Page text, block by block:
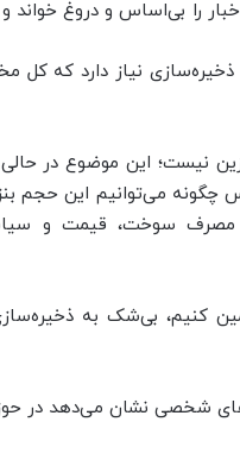
از ۶ میلیارد لیتر ظرفیت ذخیره‌سازی نیاز
نیست؛ این موضوع در
پس چگونه می‌توانیم این حجم
مصرف سوخت، قیمت و
لیتر بنزین را تأمین کنیم، بی‌شک به
شخصی نشان می‌دهد در